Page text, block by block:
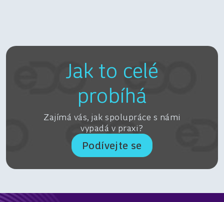
Jak to celé
probíhá
Zajímá vás, jak spolupráce s námi
vypadá v praxi?
Podívejte se